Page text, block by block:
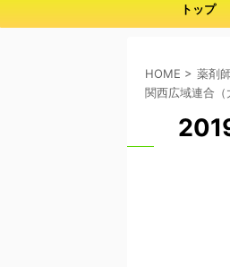
トップ
HOME > 薬剤
関西広域連合